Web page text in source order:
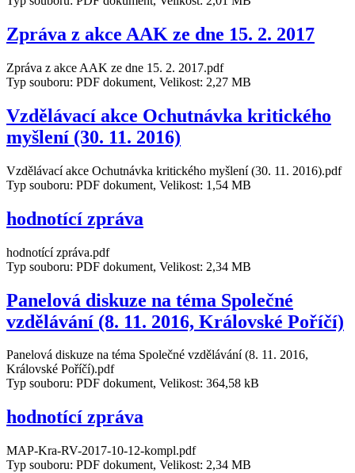
Zpráva z akce AAK ze dne 15. 2. 2017
Zpráva z akce AAK ze dne 15. 2. 2017.pdf
Typ souboru: PDF dokument, Velikost: 2,27 MB
Vzdělávací akce Ochutnávka kritického
myšlení (30. 11. 2016)
Vzdělávací akce Ochutnávka kritického myšlení (30. 11. 2016).pdf
Typ souboru: PDF dokument, Velikost: 1,54 MB
hodnotící zpráva
hodnotící zpráva.pdf
Typ souboru: PDF dokument, Velikost: 2,34 MB
Panelová diskuze na téma Společné
vzdělávání (8. 11. 2016, Královské Poříčí)
Panelová diskuze na téma Společné vzdělávání (8. 11. 2016,
Královské Poříčí).pdf
Typ souboru: PDF dokument, Velikost: 364,58 kB
hodnotící zpráva
MAP-Kra-RV-2017-10-12-kompl.pdf
Typ souboru: PDF dokument, Velikost: 2,34 MB